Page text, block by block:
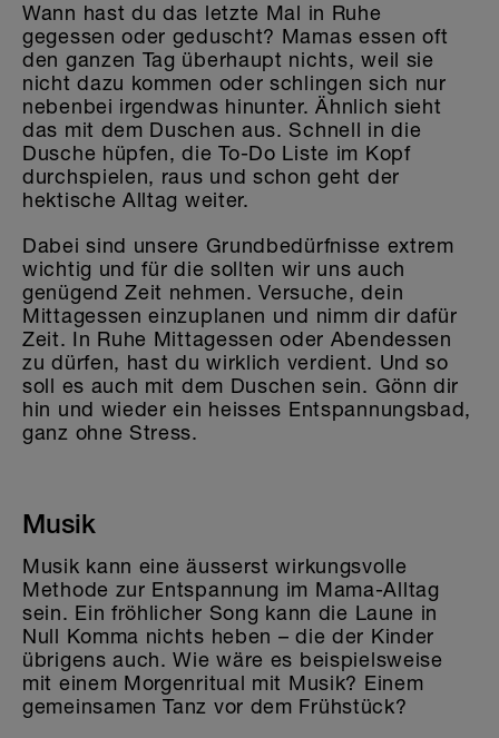
Wann hast du das letzte Mal in Ruhe
gegessen oder geduscht? Mamas essen oft
den ganzen Tag überhaupt nichts, weil sie
nicht dazu kommen oder schlingen sich nur
nebenbei irgendwas hinunter. Ähnlich sieht
das mit dem Duschen aus. Schnell in die
Dusche hüpfen, die To-Do Liste im Kopf
durchspielen, raus und schon geht der
hektische Alltag weiter.
Dabei sind unsere Grundbedürfnisse extrem
wichtig und für die sollten wir uns auch
genügend Zeit nehmen. Versuche, dein
Mittagessen einzuplanen und nimm dir dafür
Zeit. In Ruhe Mittagessen oder Abendessen
zu dürfen, hast du wirklich verdient. Und so
soll es auch mit dem Duschen sein. Gönn dir
hin und wieder ein heisses Entspannungsbad,
ganz ohne Stress.
Musik
Musik kann eine äusserst wirkungsvolle
Methode zur Entspannung im Mama-Alltag
sein. Ein fröhlicher Song kann die Laune in
Null Komma nichts heben – die der Kinder
übrigens auch. Wie wäre es beispielsweise
mit einem Morgenritual mit Musik? Einem
gemeinsamen Tanz vor dem Frühstück?